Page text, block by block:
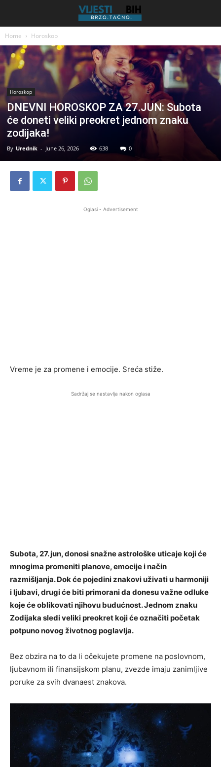
Home Horoskop
Horoskop
DNEVNI HOROSKOP ZA 27.JUN: Subota
će doneti veliki preokret jednom znaku
zodijaka!
By Urednik - June 26, 2026 638 0
Oglasi - Advertisement
Vreme je za promene i emocije. Sreća stiže.
Sadržaj se nastavlja nakon oglasa
Subota, 27. jun, donosi snažne astrološke uticaje koji će
mnogima promeniti planove, emocije i način
razmišljanja. Dok će pojedini znakovi uživati u harmoniji
i ljubavi, drugi će biti primorani da donesu važne odluke
koje će oblikovati njihovu budućnost. Jednom znaku
Zodijaka sledi veliki preokret koji će označiti početak
potpuno novog životnog poglavlja.
Bez obzira na to da li očekujete promene na poslovnom,
ljubavnom ili finansijskom planu, zvezde imaju zanimljive
poruke za svih dvanaest znakova.